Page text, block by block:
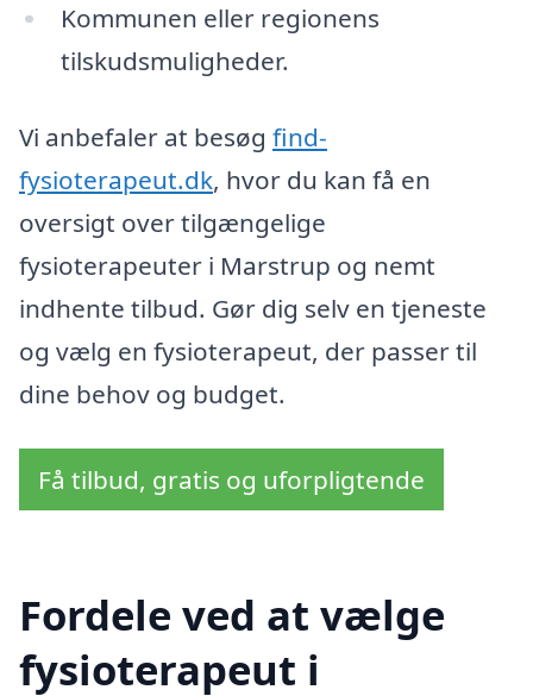
Kommunen eller regionens
tilskudsmuligheder.
Vi anbefaler at besøg find-
fysioterapeut.dk, hvor du kan få en
oversigt over tilgængelige
fysioterapeuter i Marstrup og nemt
indhente tilbud. Gør dig selv en tjeneste
og vælg en fysioterapeut, der passer til
dine behov og budget.
Få tilbud, gratis og uforpligtende
Fordele ved at vælge
fysioterapeut i